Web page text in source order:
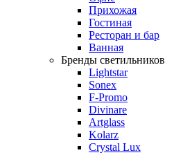
Прихожая
Гостиная
Ресторан и бар
Ванная
Бренды светильников
Lightstar
Sonex
F-Promo
Divinare
Artglass
Kolarz
Crystal Lux